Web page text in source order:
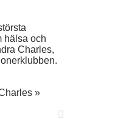
hälsa och
Charles,
»